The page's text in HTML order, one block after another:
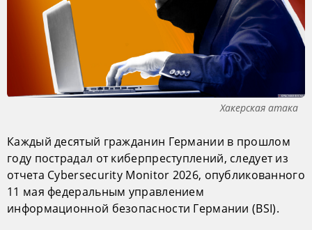
Хакерская атака
Каждый десятый гражданин Германии в прошлом
году пострадал от киберпреступлений, следует из
отчета Cybersecurity Monitor 2026, опубликованного
11 мая федеральным управлением
информационной безопасности Германии (BSI).